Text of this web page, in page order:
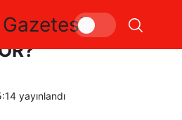
KURUMLAR
yayınlandı